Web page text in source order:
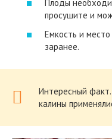
Плоды
просушите и
Емкость и
заранее.
Интересный
калины